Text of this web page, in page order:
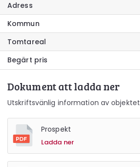
Adress
Kommun
Tomtareal
Begärt pris
Dokument att ladda ner
Utskriftsvänlig information av objektet
Prospekt
Ladda ner